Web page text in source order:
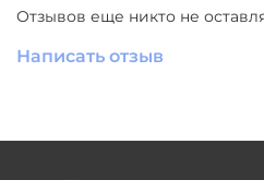
СКАЧАТЬ ЗД МОДЕЛЬ
Отзывов еще никто не
Написать отзыв